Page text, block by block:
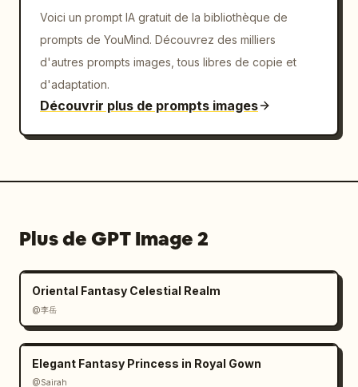
Voici un prompt IA gratuit de la bibliothèque de
prompts de YouMind. Découvrez des milliers
d'autres prompts images, tous libres de copie et
d'adaptation.
Découvrir plus de prompts images
Plus de GPT Image 2
Oriental Fantasy Celestial Realm
@李岳
Elegant Fantasy Princess in Royal Gown
@Sairah